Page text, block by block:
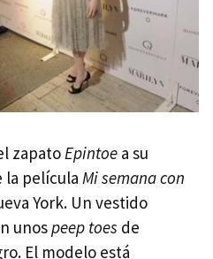
zapatoEpintoe a su
la película Mi semana con
York. Un vestido
unospeep toes de
El modelo está